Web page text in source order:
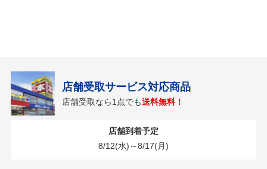
店舗受取サービス対応商品
店舗受取なら1点でも送料無料！
店舗到着予定
8/12(水)～8/17(月)